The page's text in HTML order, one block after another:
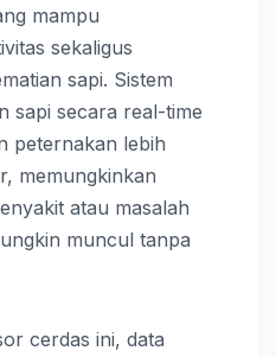
mampu
sekaligus
sapi. Sistem
sapi secara real-time
peternakan lebih
memungkinkan
atau masalah
muncul tanpa
cerdas ini, data